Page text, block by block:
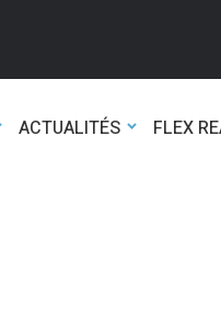
ACTUALITÉS FLEX